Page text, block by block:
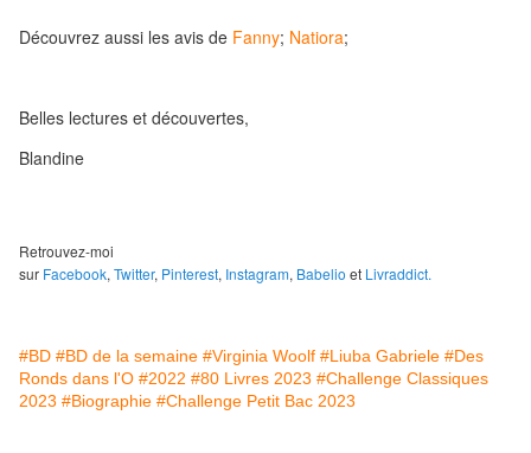
Découvrez aussi les avis de Fanny; Natiora;
Belles lectures et découvertes,
Blandine
Retrouvez-moi
sur Facebook, Twitter, Pinterest, Instagram, Babelio et Livraddict.
#BD #BD de la semaine #Virginia Woolf #Liuba Gabriele #Des
Ronds dans l'O #2022 #80 Livres 2023 #Challenge Classiques
2023 #Biographie #Challenge Petit Bac 2023